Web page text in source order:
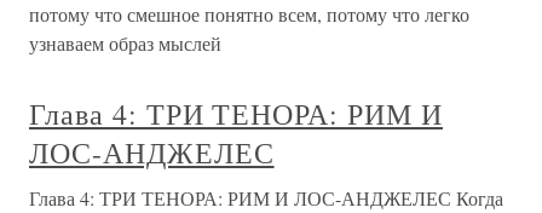
потому что смешное понятно всем, потому что легко
узнаваем образ мыслей
Глава 4: ТРИ ТЕНОРА: РИМ И
ЛОС-АНДЖЕЛЕС
Глава 4: ТРИ ТЕНОРА: РИМ И ЛОС-АНДЖЕЛЕС Когда